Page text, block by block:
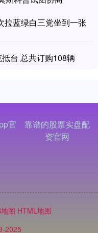
拉蓝绿白三党坐到一张
台 总共订购108辆
官
靠谱的股票实盘配
资官网
图 HTML地图
2025